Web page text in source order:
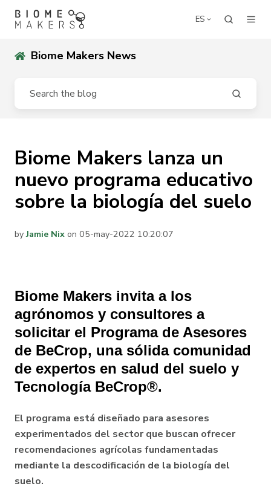
ES
Biome Makers News
Biome Makers lanza un
nuevo programa educativo
sobre la biología del suelo
byJamie Nix on 05-may-2022 10:20:07
Biome Makers invita a los
agrónomos y consultores a
solicitar el Programa de Asesores
de BeCrop, una sólida comunidad
de expertos en salud del suelo y
Tecnología BeCrop®.
El programa está diseñado para asesores
experimentados del sector que buscan ofrecer
recomendaciones agrícolas fundamentadas
mediante la descodificación de la biología del
suelo.